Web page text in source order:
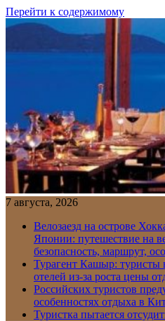
Перейти к содержимому
7 августа, 2026
Велозаезд на острове
Японии: путешествие на
безопасность, маршрут,
Турагент Кашыр: туристы
отелей из-за роста цены
Российских туристов
особенностях отдыха в
Туристка пытается